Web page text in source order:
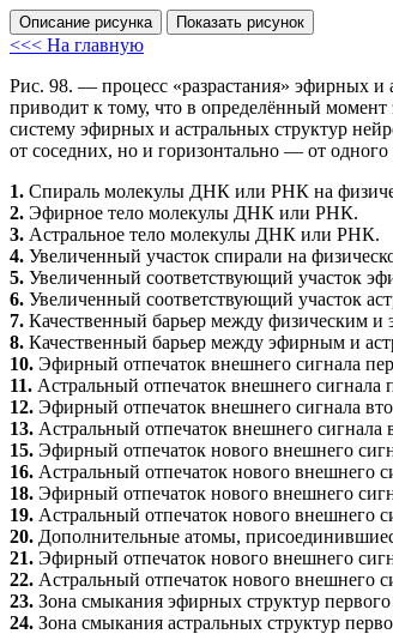
Описание рисунка Показать рисунок
<<< На главную
Рис. 98. — процесс «разрастания» эфирных и
приводит к тому, что в определённый
систему эфирных и астральных структур
от соседних, но и горизонтально — от
1. Спираль молекулы ДНК или РНК на
2. Эфирное тело молекулы ДНК или РНК.
3. Астральное тело молекулы ДНК или РНК.
4. Увеличенный участок спирали на
5. Увеличенный соответствующий участок
6. Увеличенный соответствующий участок
7. Качественный барьер между физическим
8. Качественный барьер между эфирным и
10. Эфирный отпечаток внешнего сигнала
11. Астральный отпечаток внешнего сигнала
12. Эфирный отпечаток внешнего сигнала
13. Астральный отпечаток внешнего сигнала
15. Эфирный отпечаток нового внешнего
16. Астральный отпечаток нового внешнего
18. Эфирный отпечаток нового внешнего
19. Астральный отпечаток нового внешнего
20. Дополнительные атомы,
21. Эфирный отпечаток нового внешнего
22. Астральный отпечаток нового внешнего
23. Зона смыкания эфирных структур
24. Зона смыкания астральных структур